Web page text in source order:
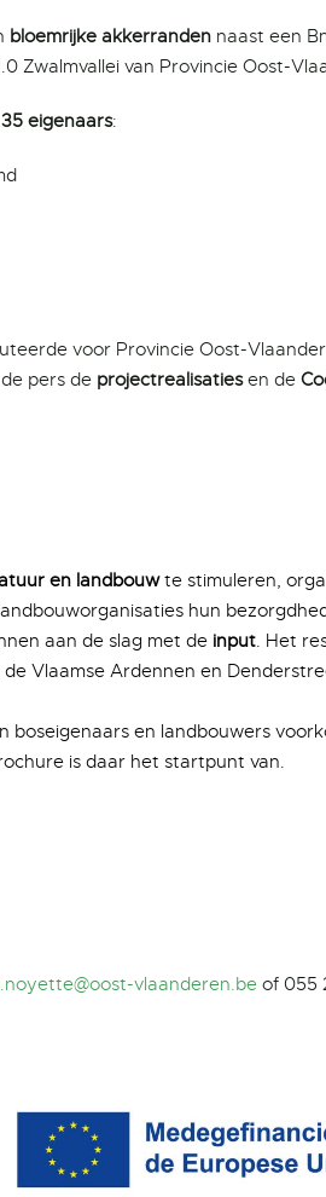
bloemrijke akkerrandennaast een
Zwalmvallei van Provincie Oost-
eigenaars:
voor Provincie Oost-
pers de projectrealisatiesen de
en landbouwte stimuleren,
hun
aan de slag met de input. Het
Vlaamse Ardennen en
boseigenaars en landbouwers
is daar het startpunt van.
vlaanderen.beof 055